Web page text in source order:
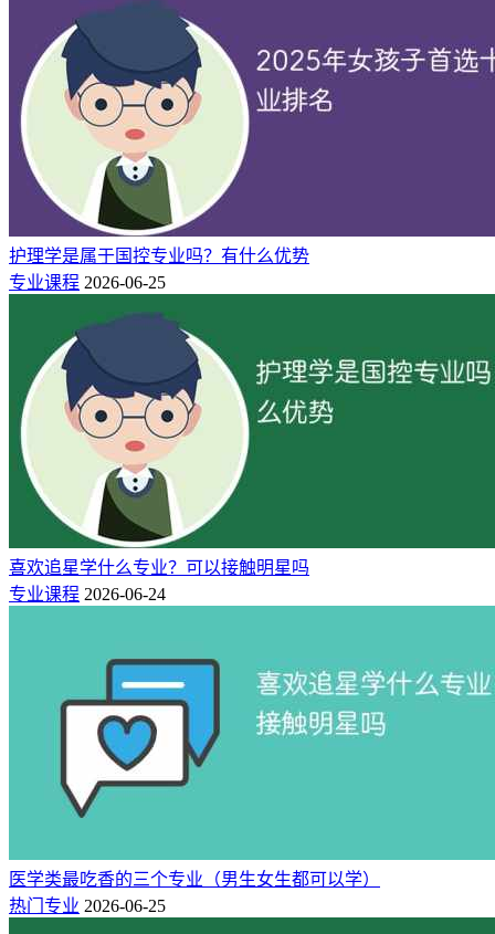
家都在积极推进高速铁路项目，需要大量的工程师、设计师、
技术人员等专业人才参与。因此，专业从事轨道类和铁路类的
毕业生在高速铁路建设中有较好的就业机会。
此外，轨道交通和铁路系统涉及多个领域，如机械工程、信号
工程等。随着技术的不断发展和更新，对各个领域的专业人才
关专业技能，将更有竞争力和就业机会。
3、铁道类专业——国家发展的基石！
护理学是属于国控专业吗？有什么优势
专业课程 2026-06-25
喜欢追星学什么专业？可以接触明星吗
专业课程 2026-06-24
医学类最吃香的三个专业（男生女生都可以学）
热门专业 2026-06-25